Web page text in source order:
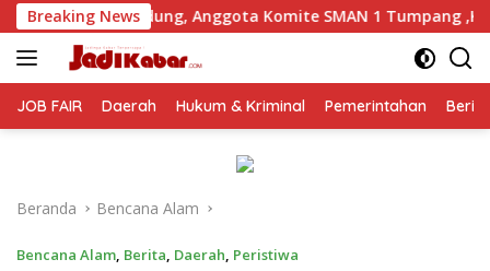
Langsung
ke
konten
Breaking News
Anggota Komite SMAN 1 Tumpang ,Ketua DPD IWOI Buka
JOB FAIR Daerah Hukum & Kriminal Pemerintahan
Beranda Bencana Alam
Bencana Alam, Berita, Daerah, Peristiwa